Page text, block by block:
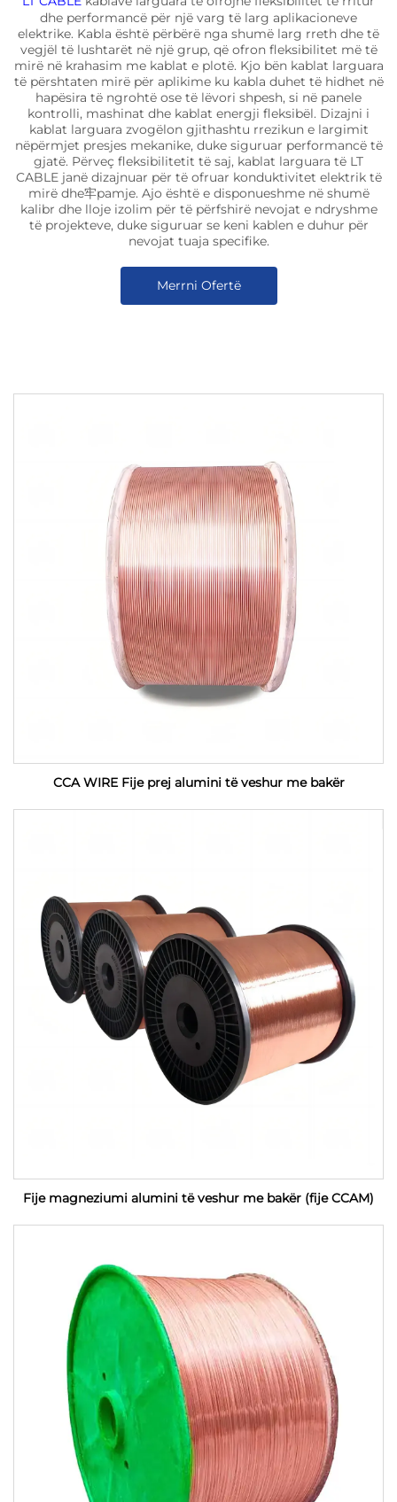
dhe performancë për një varg të larg aplikacioneve
elektrike. Kabla është përbërë nga shumë larg rreth dhe të
vegjël të lushtarët në një grup, që ofron fleksibilitet më të
mirë në krahasim me kablat e plotë. Kjo bën kablat larguara
të përshtaten mirë për aplikime ku kabla duhet të hidhet në
hapësira të ngrohtë ose të lëvori shpesh, si në panele
kontrolli, mashinat dhe kablat energji fleksibël. Dizajni i
kablat larguara zvogëlon gjithashtu rrezikun e largimit
nëpërmjet presjes mekanike, duke siguruar performancë të
gjatë. Përveç fleksibilitetit të saj, kablat larguara të LT
CABLE janë dizajnuar për të ofruar konduktivitet elektrik të
mirë dhe牢pamje. Ajo është e disponueshme në shumë
kalibr dhe lloje izolim për të përfshirë nevojat e ndryshme
të projekteve, duke siguruar se keni kablen e duhur për
nevojat tuaja specifike.
Merrni Ofertë
CCA WIRE Fije prej alumini të veshur me bakër
Fije magneziumi alumini të veshur me bakër (fije CCAM)